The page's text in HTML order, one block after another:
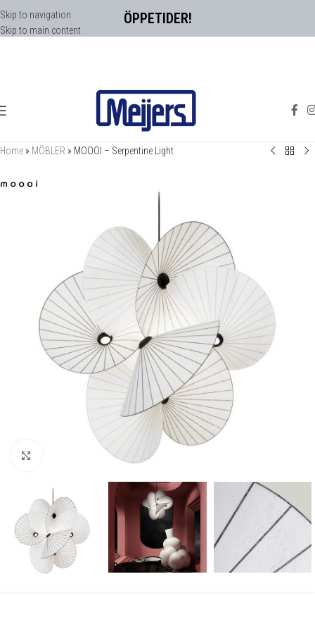
ÖPPETIDER!
Skip to navigation
Skip to main content
Home » MÖBLER » MOOOI – Serpentine Light
Klicka för att förstora